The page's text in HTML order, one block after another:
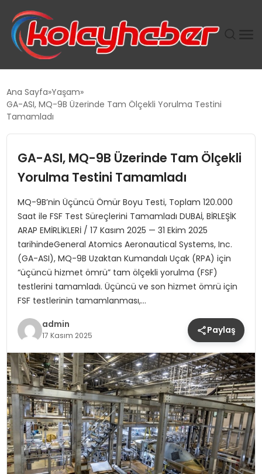
SUWEN’IN İSTIHDAM MODELI EKONOMIDE KADIN
TANYER YAPI ZEMIN MÜHENDISLIĞINDE HEDEF
BÜYÜTTÜ
TOROSLAR’DA PAZAR GERGİNLİĞİ!
Ana Sayfa Yaşam
GA-ASI, MQ-9B Üzerinde Tam Ölçekli Yorulma Testini
Tamamladı
GA-ASI, MQ-9B Üzerinde Tam Ölçekli
Yorulma Testini Tamamladı
MQ-9B’nin Üçüncü Ömür Boyu Testi, Toplam 120.000
Saat ile FSF Test Süreçlerini Tamamladı DUBAİ, BİRLEŞİK
ARAP EMİRLİKLERİ / 17 Kasım 2025 — 31 Ekim 2025
tarihindeGeneral Atomics Aeronautical Systems, Inc.
(GA-ASI), MQ-9B Uzaktan Kumandalı Uçak (RPA) için
“üçüncü hizmet ömrü” tam ölçekli yorulma (FSF)
testlerini tamamladı. Üçüncü ve son hizmet ömrü için
FSF testlerinin tamamlanması,…
admin
17 Kasım 2025 Paylaş